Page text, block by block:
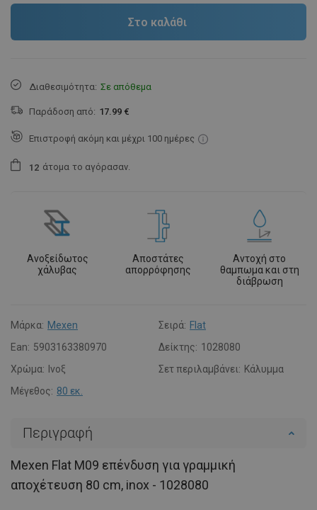
Στο καλάθι
Διαθεσιμότητα: Σε απόθεμα
Παράδοση από: 17.99 €
Επιστροφή ακόμη και μέχρι 100 ημέρες
1 2 άτομα το αγόρασαν.
Ανοξείδωτος
χάλυβας
Αποστάτες
απορρόφησης
Αντοχή στο
θαμπωμα και στη
διάβρωση
Μάρκα: Mexen Σειρά: Flat
Ean: 5903163380970 Δείκτης: 1028080
Χρώμα: Ινοξ Σετ περιλαμβάνει: Κάλυμμα
Μέγεθος: 80 εκ.
Περιγραφή
Mexen Flat M09 επένδυση για γραμμική
αποχέτευση 80 cm, inox - 1028080